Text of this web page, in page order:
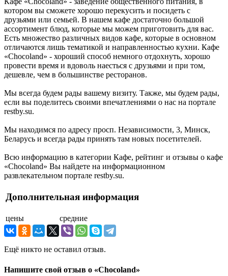
котором вы сможете хорошо перекусить и посидеть с
друзьями или семьей. В нашем кафе достаточно большой
ассортимент блюд, которые мы можем приготовить для вас.
Есть множество различных видов кафе, которые в основном
отличаются лишь тематикой и направленностью кухни. Кафе
«Chocoland» - хороший способ немного отдохнуть, хорошо
провести время и вдоволь наесться с друзьями и при том,
дешевле, чем в большинстве ресторанов.
Мы всегда будем рады вашему визиту. Также, мы будем рады,
если вы поделитесь своими впечатлениями о нас на портале
restby.su.
Мы находимся по адресу просп. Независимости, 3, Минск,
Беларусь и всегда рады принять там новых посетителей.
Всю информацию в категории Кафе, рейтинг и отзывы о кафе
«Chocoland» Вы найдете на информационном
развлекательном портале restby.su.
Дополнительная информация
цены средние
Ещё никто не оставил отзыв.
Напишите свой отзыв о «Chocoland»